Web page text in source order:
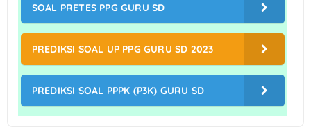
SOAL PRETES PPG GURU SD
PREDIKSI SOAL UP PPG GURU SD 2023
PREDIKSI SOAL PPPK (P3K) GURU SD